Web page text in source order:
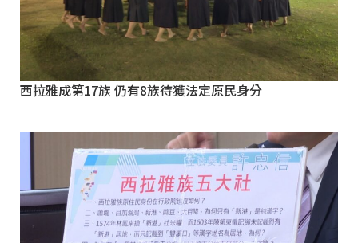
西拉雅成第17族 仍有8族待獲法定原民身分